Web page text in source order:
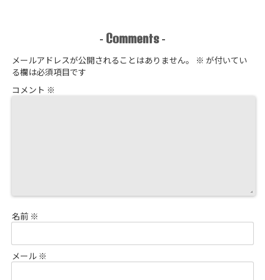
- Comments -
メールアドレスが公開されることはありません。 ※ が付いてい
る欄は必須項目です
コメント ※
名前 ※
メール ※